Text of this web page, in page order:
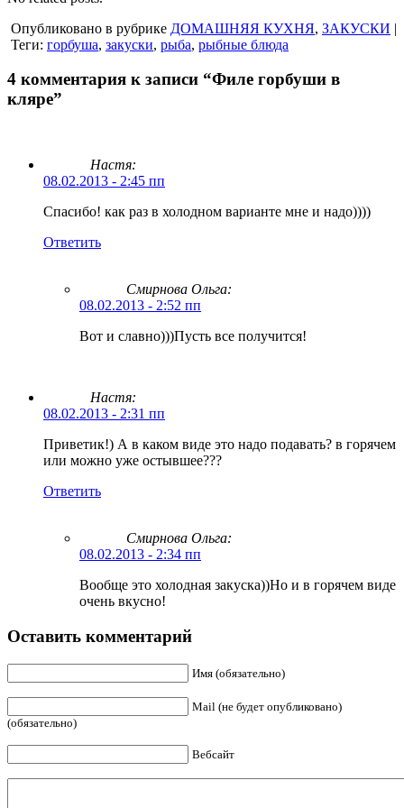
Опубликовано в рубрике ДОМАШНЯЯ КУХНЯ, ЗАКУСКИ |
Теги: горбуша, закуски, рыба, рыбные блюда
4 комментария к записи “Филе горбуши в
кляре”
Настя:
08.02.2013 - 2:45 пп
Спасибо! как раз в холодном варианте мне и надо))))
Ответить
Смирнова Ольга:
08.02.2013 - 2:52 пп
Вот и славно)))Пусть все получится!
Настя:
08.02.2013 - 2:31 пп
Приветик!) А в каком виде это надо подавать? в горячем
или можно уже остывшее???
Ответить
Смирнова Ольга:
08.02.2013 - 2:34 пп
Вообще это холодная закуска))Но и в горячем виде
очень вкусно!
Оставить комментарий
Имя (обязательно)
Mail (не будет опубликовано)
(обязательно)
Вебсайт